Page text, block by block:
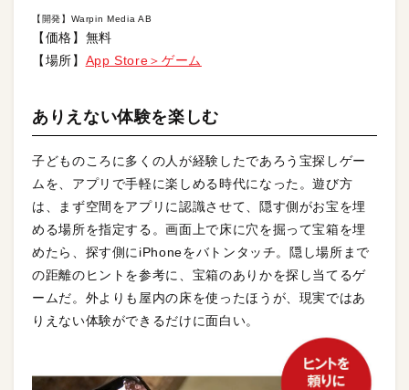
【開発】Warpin Media AB
【価格】無料
【場所】 App Store＞ゲーム
ありえない体験を楽しむ
子どものころに多くの人が経験したであろう宝探しゲー
ムを、アプリで手軽に楽しめる時代になった。遊び方
は、まず空間をアプリに認識させて、隠す側がお宝を埋
める場所を指定する。画面上で床に穴を掘って宝箱を埋
めたら、探す側にiPhoneをバトンタッチ。隠し場所まで
の距離のヒントを参考に、宝箱のありかを探し当てるゲ
ームだ。外よりも屋内の床を使ったほうが、現実ではあ
りえない体験ができるだけに面白い。